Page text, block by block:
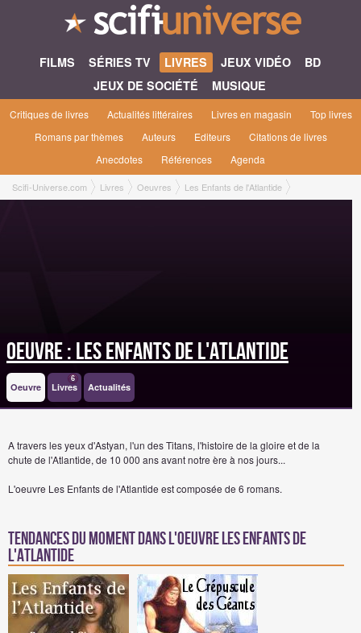
FILMS SÉRIES TV LIVRES JEUX VIDÉO
BD
JEUX DE SOCIÉTÉ
MUSIQUE
Critiques de livres Actualités littéraires Livres en magasin
Top livres
Romans par thèmes
Auteurs Editeurs
Citations de livres
Anecdotes
Références Agenda
Scifi-Universe.com Livres Oeuvres Les Enfants de l'Atlantide
Oeuvre : Les Enfants de l'Atlantide
Oeuvre Livres
6
Actualités
A travers les yeux d'Astyan, l'un des Titans, l'histoire de la gloire et de la
chute de l'Atlantide, de 10 000 ans avant notre ère à nos jours...
L'oeuvre Les Enfants de l'Atlantide est composée de 6 romans.
Tendances du moment dans l'oeuvre Les Enfants de
l'Atlantide